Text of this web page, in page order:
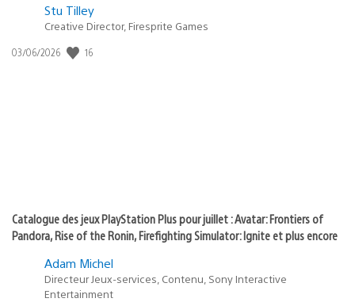
Postée
:
state
Stu Tilley
Creative Director, Firesprite Games
Date
03/06/2026 16
Catalogue des jeux PlayStation Plus pour juillet : Avatar: Frontiers of
Pandora, Rise of the Ronin, Firefighting Simulator: Ignite et plus encore
Adam Michel
Directeur Jeux-services, Contenu, Sony Interactive
Entertainment